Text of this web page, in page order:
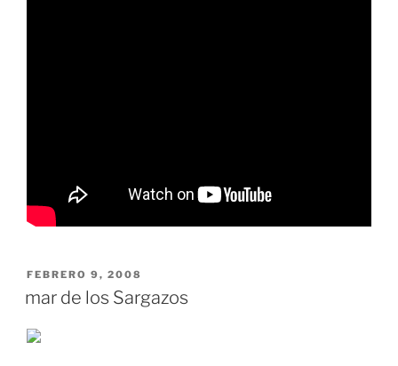
PUBLICADO
FEBRERO 9, 2008
mar de los Sargazos